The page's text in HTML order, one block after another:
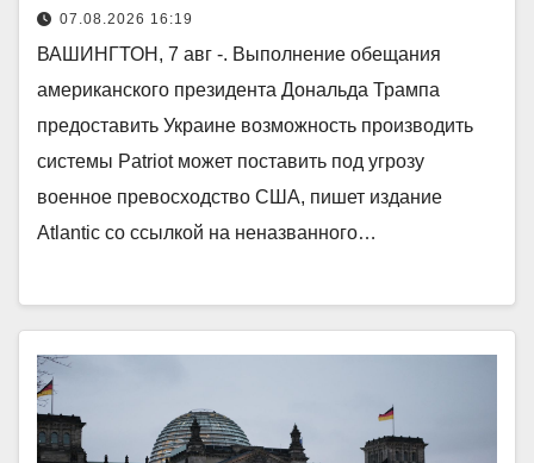
07.08.2026 16:19
ВАШИНГТОН, 7 авг -. Выполнение обещания
американского президента Дональда Трампа
предоставить Украине возможность производить
системы Patriot может поставить под угрозу
военное превосходство США, пишет издание
Atlantic со ссылкой на неназванного…